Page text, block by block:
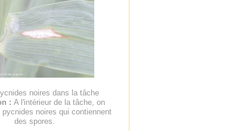
noires dans la tâche
: A l'intérieur de la tâche, on
noires qui contiennent
des spores.